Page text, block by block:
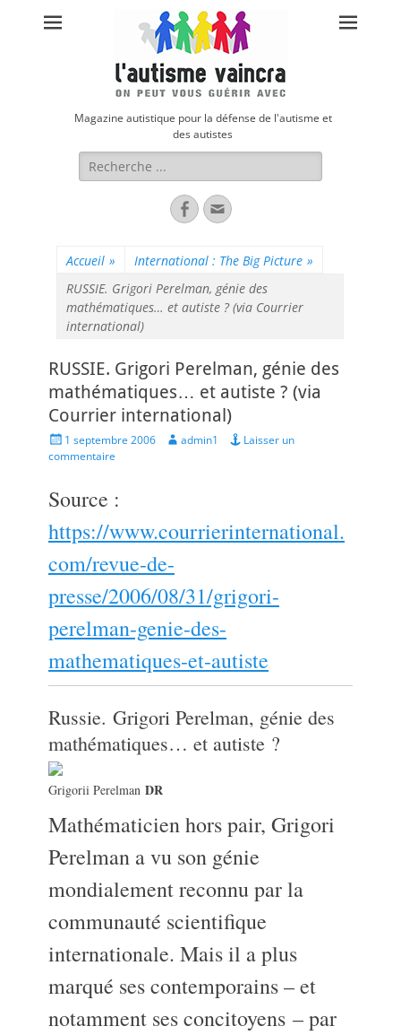
Magazine autistique pour la défense de l'autisme et
des autistes
Rechercher :
FacebookAdresse
de
Accueil » International : The Big Picture »
RUSSIE. Grigori Perelman, génie des
mathématiques… et autiste ? (via Courrier
international)
RUSSIE. Grigori Perelman, génie des
mathématiques… et autiste ? (via
Courrier international)
Posted
on
1 septembre 2006 Author
admin1
Laisser un
commentaire
Source :
https://www.courrierinternational.
com/revue-de-
presse/2006/08/31/grigori-
perelman-genie-des-
mathematiques-et-autiste
Russie. Grigori Perelman, génie des
mathématiques… et autiste ?
Grigorii Perelman DR
Mathématicien hors pair, Grigori
Perelman a vu son génie
mondialement reconnu par la
communauté scientifique
internationale. Mais il a plus
marqué ses contemporains – et
notamment ses concitoyens – par